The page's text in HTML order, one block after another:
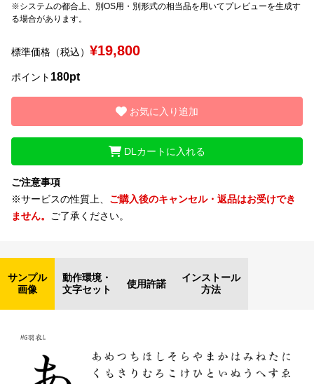
※システムの都合上、別OS用・別形式の相当品を用いてプレビューを生成す
る場合があります。
標準価格（税込） ¥19,800
ポイント 180pt
お気に入り追加
DLカートに入れる
ご注意事項
※サービスの性質上、 ご購入後のキャンセル・返品はお受けでき
ません。 ご了承ください。
サンプル
画像
動作環境・
文字セット
使用許諾
インストール
方法